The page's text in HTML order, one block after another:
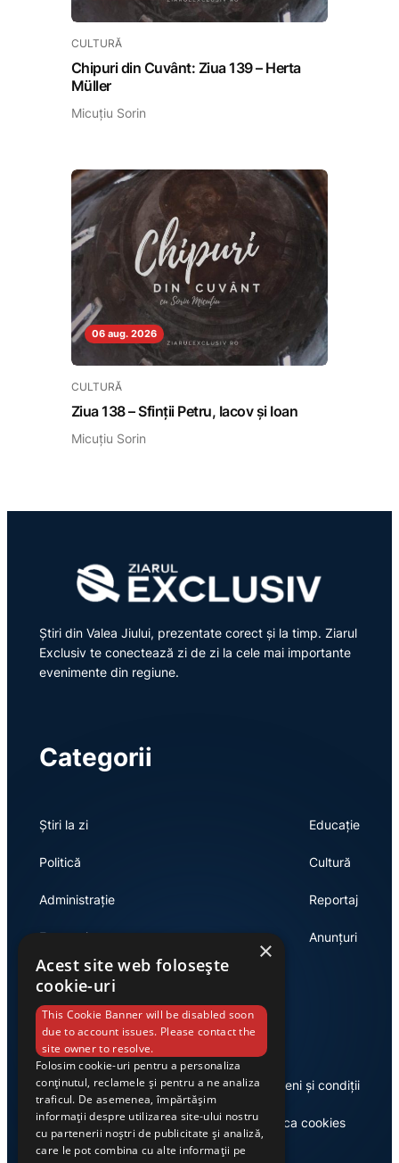
CULTURĂ
Chipuri din Cuvânt: Ziua 139 – Herta
Müller
Micuțiu Sorin
06 aug. 2026
CULTURĂ
Ziua 138 – Sfinții Petru, Iacov și Ioan
Micuțiu Sorin
Știri din Valea Jiului, prezentate corect și la timp. Ziarul
Exclusiv te conectează zi de zi la cele mai importante
evenimente din regiune.
Categorii
Știri la zi
Politică
Administrație
Economie
Educație
Cultură
Reportaj
Anunțuri
Link-uri utile
Despre noi
Casa de editură Exclusiv
Termeni și condiții
Politica cookies
×
Acest site web folosește
cookie-uri
This Cookie Banner will be disabled soon
due to account issues. Please contact the
site owner to resolve.
Folosim cookie-uri pentru a personaliza
conținutul, reclamele și pentru a ne analiza
traficul. De asemenea, împărtășim
informații despre utilizarea site-ului nostru
cu partenerii noștri de publicitate și analiză,
care le pot combina cu alte informații pe